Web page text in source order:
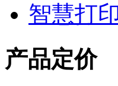
智慧打
产品定价